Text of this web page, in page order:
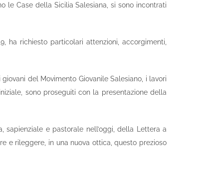
le Case della Sicilia Salesiana, si sono incontrati
ha richiesto particolari attenzioni, accorgimenti,
del Movimento Giovanile Salesiano, i lavori
sono proseguiti con la presentazione della
sapienziale e pastorale nell’oggi, della Lettera a
e rileggere, in una nuova ottica, questo prezioso